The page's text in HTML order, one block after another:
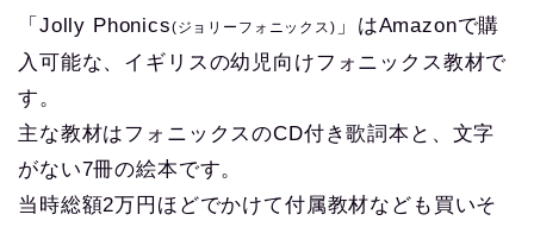
「Jolly Phonics(ジョリーフォニックス) 」はAmazonで購
入可能な、イギリスの幼児向けフォニックス教材で
す。
主な教材はフォニックスのCD付き歌詞本と、文字
がない7冊の絵本です。
当時総額2万円ほどでかけて付属教材なども買いそ